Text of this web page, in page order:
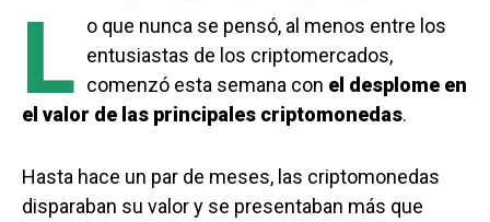
L o que nunca se pensó, al menos entre los
entusiastas de los criptomercados,
comenzó esta semana con el desplome en
el valor de las principales criptomonedas.
Hasta hace un par de meses, las criptomonedas
disparaban su valor y se presentaban más que